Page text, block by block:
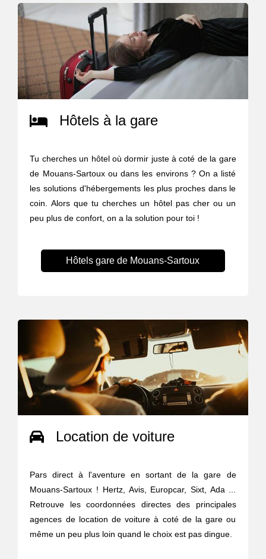
Hôtels à la gare
Tu cherches un hôtel où dormir juste à coté de la gare
de Mouans-Sartoux ou dans les environs ? On a listé
les solutions d'hébergements les plus proches dans le
coin. Alors que tu cherches un hôtel pas cher ou un
peu plus de confort, on a la solution pour toi !
Hôtels gare de Mouans-Sartoux
Location de voiture
Pars direct à l'aventure en sortant de la gare de
Mouans-Sartoux ! Hertz, Avis, Europcar, Sixt, Ada ...
Retrouve les coordonnées directes des principales
agences de location de voiture à coté de la gare ou
même un peu plus loin quand le choix est pas dingue.